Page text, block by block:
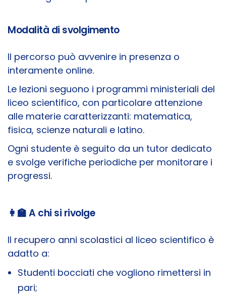
Modalità di svolgimento
Il percorso può avvenire in presenza o
interamente online.
Le lezioni seguono i programmi ministeriali del
liceo scientifico, con particolare attenzione
alle materie caratterizzanti: matematica,
fisica, scienze naturali e latino.
Ogni studente è seguito da un tutor dedicato
e svolge verifiche periodiche per monitorare i
progressi.
👩‍🏫 A chi si rivolge
Il recupero anni scolastici al liceo scientifico è
adatto a:
Studenti bocciati che vogliono rimettersi in
pari;